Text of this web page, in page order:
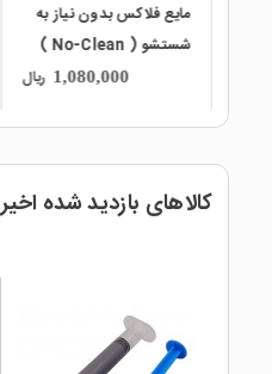
خمیر فلاکس 10ml سرنگی
تکنوشیمی
2,480,000 ریال
کالاهای بازدید شده اخیر